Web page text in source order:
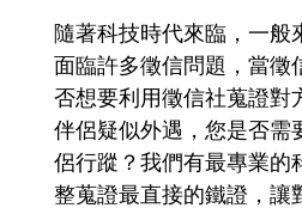
隨著科技時代來臨，一般
面臨許多徵信問題，當徵
否想要利用徵信社蒐證對
伴侶疑似外遇，您是否需
侶行蹤？我們有最專業的
整蒐證最直接的鐵證，讓